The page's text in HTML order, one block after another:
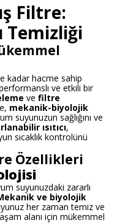
Filtre:
Temizliği
kadar hacme sahip
ve etkili bir
ve filtre
mekanik-biyolojik
suyunuzun sağlığını ve
ısıtıcı,
sıcaklık kontrolünü
Özellikleri
suyunuzdaki zararlı
ve biyolojik
her zaman temiz ve
alanı için mükemmel